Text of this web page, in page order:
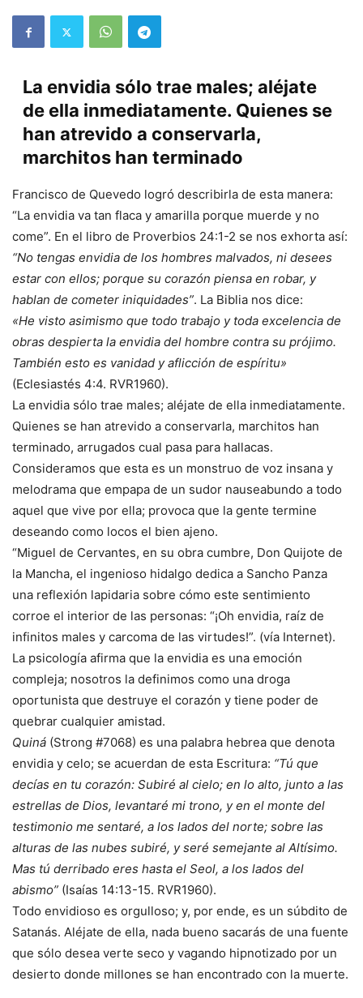
La envidia sólo trae males; aléjate
de ella inmediatamente. Quienes se
han atrevido a conservarla,
marchitos han terminado
Francisco de Quevedo logró describirla de esta manera:
“La envidia va tan flaca y amarilla porque muerde y no
come”. En el libro de Proverbios 24:1-2 se nos exhorta así:
“No tengas envidia de los hombres malvados, ni desees
estar con ellos; porque su corazón piensa en robar, y
hablan de cometer iniquidades”. La Biblia nos dice:
«He visto asimismo que todo trabajo y toda excelencia de
obras despierta la envidia del hombre contra su prójimo.
También esto es vanidad y aflicción de espíritu»
(Eclesiastés 4:4. RVR1960).
La envidia sólo trae males; aléjate de ella inmediatamente.
Quienes se han atrevido a conservarla, marchitos han
terminado, arrugados cual pasa para hallacas.
Consideramos que esta es un monstruo de voz insana y
melodrama que empapa de un sudor nauseabundo a todo
aquel que vive por ella; provoca que la gente termine
deseando como locos el bien ajeno.
“Miguel de Cervantes, en su obra cumbre, Don Quijote de
la Mancha, el ingenioso hidalgo dedica a Sancho Panza
una reflexión lapidaria sobre cómo este sentimiento
corroe el interior de las personas: “¡Oh envidia, raíz de
infinitos males y carcoma de las virtudes!”. (vía Internet).
La psicología afirma que la envidia es una emoción
compleja; nosotros la definimos como una droga
oportunista que destruye el corazón y tiene poder de
quebrar cualquier amistad.
Quiná (Strong #7068) es una palabra hebrea que denota
envidia y celo; se acuerdan de esta Escritura: “Tú que
decías en tu corazón: Subiré al cielo; en lo alto, junto a las
estrellas de Dios, levantaré mi trono, y en el monte del
testimonio me sentaré, a los lados del norte; sobre las
alturas de las nubes subiré, y seré semejante al Altísimo.
Mas tú derribado eres hasta el Seol, a los lados del
abismo” (Isaías 14:13-15. RVR1960).
Todo envidioso es orgulloso; y, por ende, es un súbdito de
Satanás. Aléjate de ella, nada bueno sacarás de una fuente
que sólo desea verte seco y vagando hipnotizado por un
desierto donde millones se han encontrado con la muerte.